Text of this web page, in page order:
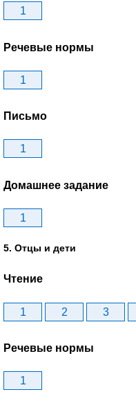
1
Речевые нормы
1
Письмо
1
Домашнее задание
1
5. Отцы и дети
Чтение
1 2 3
Речевые нормы
1